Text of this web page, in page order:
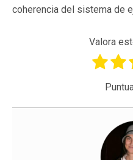
coherencia del sistema de
Valora